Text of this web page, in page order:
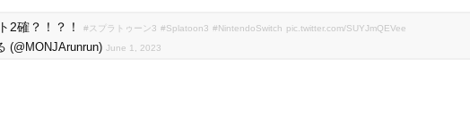
2確？！？！ #スプラトゥーン3 #Splatoon3 #NintendoSwitch pic.twitter.com/SUYJmQEVee
(@MONJArunrun) June 1, 2023